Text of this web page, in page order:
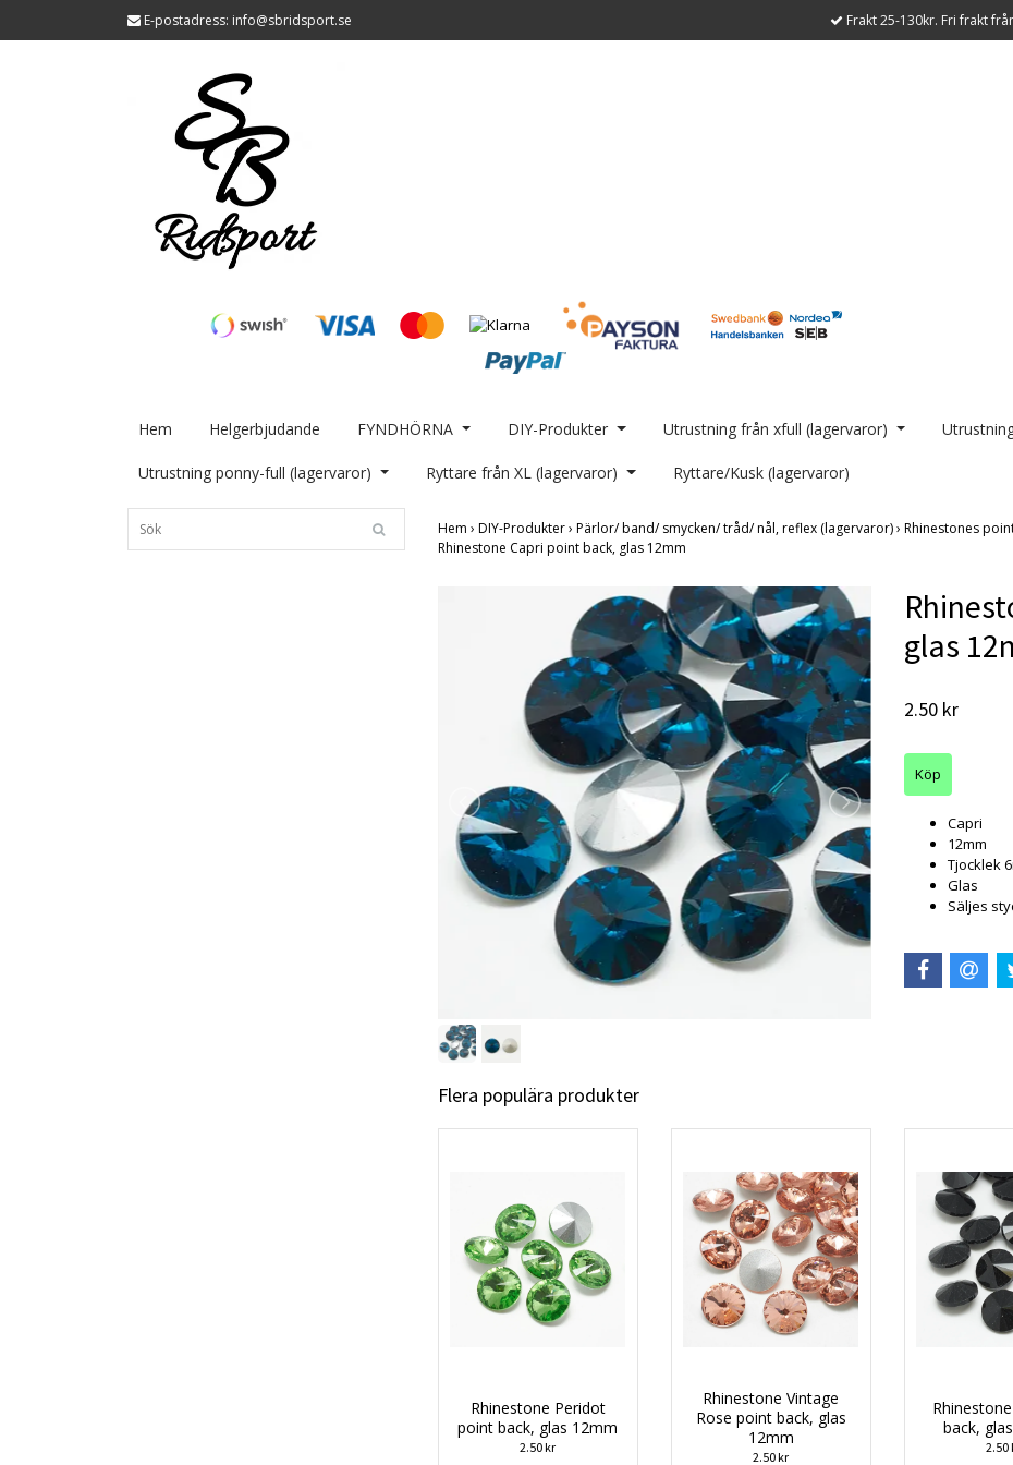
E-postadress: info@sbridsport.se Frakt 25-130kr. Fri frakt
Hem Helgerbjudande FYNDHÖRNA DIY-Produkter Utrustning från xfull (lagervaror)
Utrustning ponny-full (lagervaror) Ryttare från XL (lagervaror) Ryttare/Kusk (lagervaror)
Hem › DIY-Produkter› Pärlor/ band/ smycken/ tråd/ nål, reflex (lagervaror)› Rhinestones
Rhinestone Capri point back, glas 12mm
glas
2.50 kr
Capri
12mm
Tjocklek
Glas
Säljes
Flera populära produkter
Rhinestone Peridot
point back, glas 12mm
2.50 kr
Rhinestone Vintage
Rose point back, glas
12mm
2.50 kr
back,
2.50